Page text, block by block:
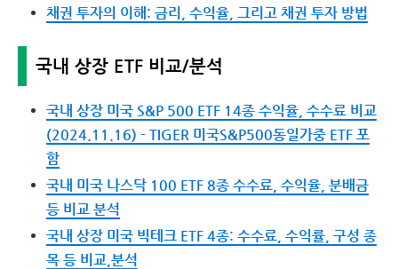
채권 투자의 이해: 금리, 수익율, 그리고 채권 투자 방법
국내 상장 ETF 비교/분석
국내 상장 미국 S&P 500 ETF 14종 수익율, 수수료 비교
(2024.11.16) - TIGER 미국S&P500동일가중 ETF 포
함
국내 미국 나스닥 100 ETF 8종 수수료, 수익율, 분배금
등 비교 분석
국내 상장 미국 빅테크 ETF 4종: 수수료, 수익률, 구성 종
목 등 비교,분석